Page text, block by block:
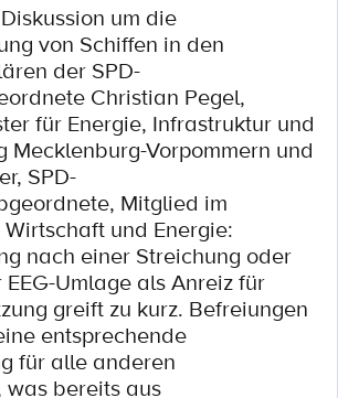
um die
von Schiffen in den
der SPD-
Christian Pegel,
für Energie, Infrastruktur und
Mecklenburg-Vorpommern und
SPD-
Mitglied im
und Energie:
nach einer Streichung oder
Umlage als Anreiz für
greift zu kurz. Befreiungen
entsprechende
für alle anderen
was bereits aus